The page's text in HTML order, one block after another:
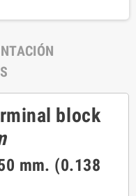
block
mm. (0.138